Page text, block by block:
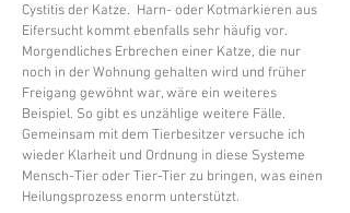
Cystitis der Katze. Harn- oder Kotmarkieren aus
Eifersucht kommt ebenfalls sehr häufig vor.
Morgendliches Erbrechen einer Katze, die nur
noch in der Wohnung gehalten wird und früher
Freigang gewöhnt war, wäre ein weiteres
Beispiel. So gibt es unzählige weitere Fälle.
Gemeinsam mit dem Tierbesitzer versuche ich
wieder Klarheit und Ordnung in diese Systeme
Mensch-Tier oder Tier-Tier zu bringen, was einen
Heilungsprozess enorm unterstützt.